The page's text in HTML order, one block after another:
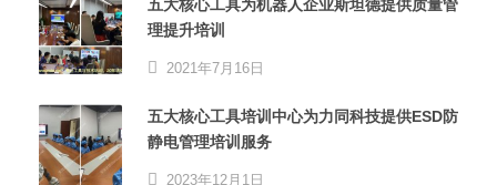
五大核心工具为机器人企业斯坦德提供质量管
理提升培训
2021年7月16日
五大核心工具培训中心为力同科技提供ESD防
静电管理培训服务
2023年12月1日